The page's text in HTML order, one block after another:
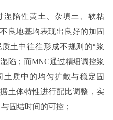
湿陷性黄土、杂填土、软粘
良地基均表现出良好的加固
土中往往形成不规则的“浆
陷；而MNC通过精细调控浆
质中的均匀扩散与稳定固
土体特性进行配比调整，实
固结时间的可控；